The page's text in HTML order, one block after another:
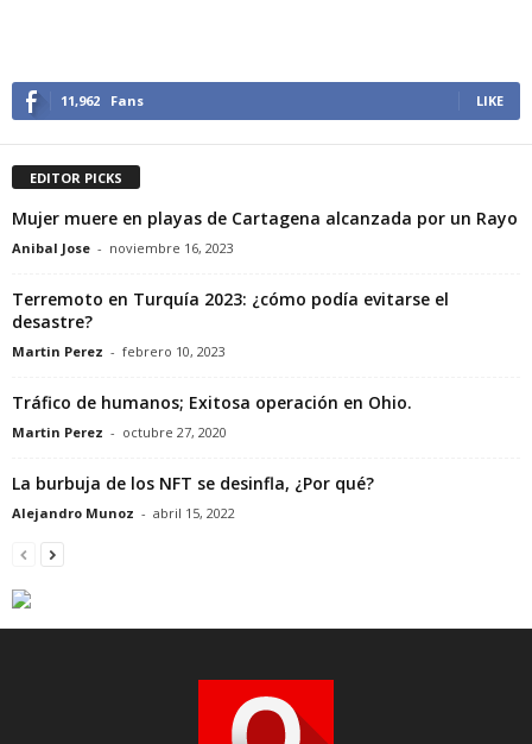
11,962 Fans LIKE
EDITOR PICKS
Mujer muere en playas de Cartagena alcanzada por un Rayo
Anibal Jose - noviembre 16, 2023
Terremoto en Turquía 2023: ¿cómo podía evitarse el
desastre?
Martin Perez - febrero 10, 2023
Tráfico de humanos; Exitosa operación en Ohio.
Martin Perez - octubre 27, 2020
La burbuja de los NFT se desinfla, ¿Por qué?
Alejandro Munoz - abril 15, 2022